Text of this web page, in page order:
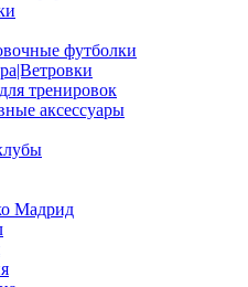
футболки
тренировок
аксессуары
Мадрид